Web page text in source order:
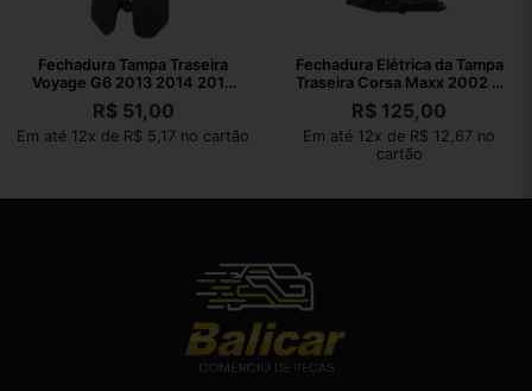
Fechadura Tampa Traseira
Voyage G6 2013 2014 2015
2016
R$51,00
Em até 12x de R$ 5,17 no cartão
Fechadura Elétrica da Tampa
Traseira Corsa Maxx 2002 A
2012
R$ 125,00
Em até 12x de R$ 12,67 no
cartão